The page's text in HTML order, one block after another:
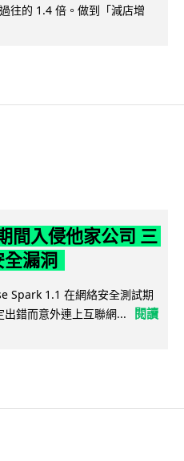
往的 1.4 倍。做到「減店增
間入侵他家公司 三
漏洞
Spark 1.1 在網絡安全測試期
錯而意外連上互聯網...
閱讀